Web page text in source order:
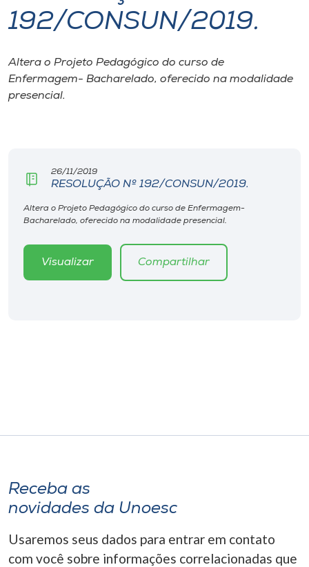
I.nova
Diplomados
Rádio
A+
192/CONSUN/2019.
Altera o Projeto Pedagógico do curso de
Enfermagem- Bacharelado, oferecido na modalidade
presencial.
26/11/2019
RESOLUÇÃO Nº 192/CONSUN/2019.
Altera o Projeto Pedagógico do curso de Enfermagem-
Bacharelado, oferecido na modalidade presencial.
Visualizar Compartilhar
Receba as
novidades da Unoesc
Usaremos seus dados para entrar em contato
com você sobre informações correlacionadas que